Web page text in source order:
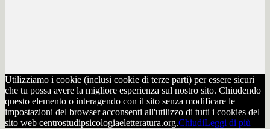
Utilizziamo i cookie (inclusi cookie di terze parti) per essere sicuri
che tu possa avere la migliore esperienza sul nostro sito. Chiudendo
questo elemento o interagendo con il sito senza modificare le
impostazioni del browser acconsenti all'utilizzo di tutti i cookies del
sito web centrostudipsicologiaeletteratura.org.ChiudiLeggi di più